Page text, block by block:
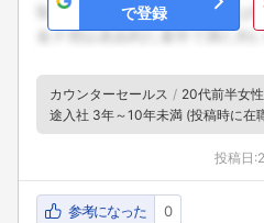
で登録
カウンターセールス 20代前半女性
途入社 3年～10年未満 (投稿時に在
投稿日:
参考になった 0